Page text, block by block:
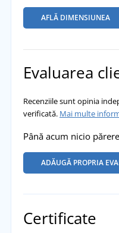
AFLĂ DIMENSIUNEA
Evaluarea
Recenziile sunt opinia
verificată. Mai multe
Până acum nicio părere
ADĂUGĂ PROPRIA
Certificate